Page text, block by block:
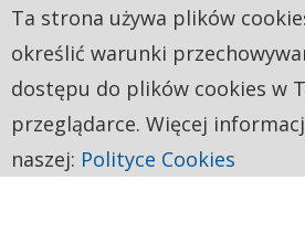
Ta strona używa plików
określić warunki
dostępu do plików cookies w
przeglądarce. Więcej
naszej: Polityce Cookies